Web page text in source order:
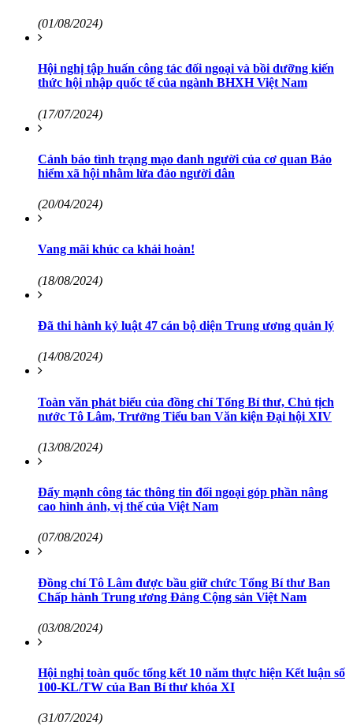
(01/08/2024)
Hội nghị tập huấn công tác đối ngoại và bồi dưỡng kiến
thức hội nhập quốc tế của ngành BHXH Việt Nam
(17/07/2024)
Cảnh báo tình trạng mạo danh người của cơ quan Bảo
hiểm xã hội nhằm lừa đảo người dân
(20/04/2024)
Vang mãi khúc ca khải hoàn!
(18/08/2024)
Đã thi hành kỷ luật 47 cán bộ diện Trung ương quản lý
(14/08/2024)
Toàn văn phát biểu của đồng chí Tổng Bí thư, Chủ tịch
nước Tô Lâm, Trưởng Tiểu ban Văn kiện Đại hội XIV
(13/08/2024)
Đẩy mạnh công tác thông tin đối ngoại góp phần nâng
cao hình ảnh, vị thế của Việt Nam
(07/08/2024)
Đồng chí Tô Lâm được bầu giữ chức Tổng Bí thư Ban
Chấp hành Trung ương Đảng Cộng sản Việt Nam
(03/08/2024)
Hội nghị toàn quốc tổng kết 10 năm thực hiện Kết luận số
100-KL/TW của Ban Bí thư khóa XI
(31/07/2024)